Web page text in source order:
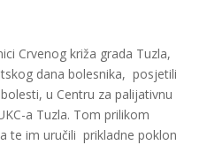
Crvenog križa grada Tuzla,
dana bolesnika, posjetili
u Centru za palijativnu
a Tuzla. Tom prilikom
te im uručili prikladne poklon